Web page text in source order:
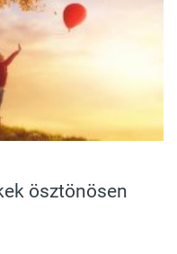
ösztönösen